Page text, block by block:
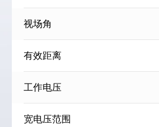
视场角
有效距离
工作电压
宽电压范围